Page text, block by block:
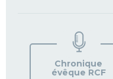
Chronique
évêque RCF